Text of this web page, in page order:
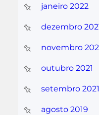
janeiro 2022
dezembro
novembro
outubro 2021
setembro 2021
agosto 2019